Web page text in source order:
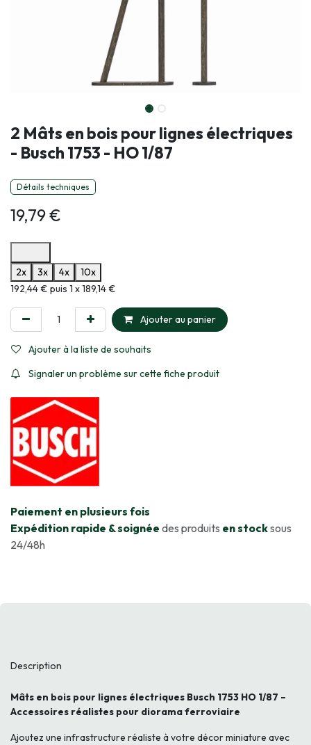
2 Mâts en bois pour lignes électriques
- Busch 1753 - HO 1/87
Détails techniques
19,79€
2x
3x 4x
10x
Informations sur le plan de paiement sélectionné
192,44 € puis 1 x 189,14 €
Ajouter au panier
Ajouter à la liste de souhaits
Signaler un problème sur cette fiche produit
​Paiement en plusieurs fois
Expédition rapide & soignée des produits en stocksous
24/48h
Description
Mâts en bois pour lignes électriques Busch 1753 HO 1/87 –
Accessoires réalistes pour diorama ferroviaire
Ajoutez une infrastructure réaliste à votre décor miniature avec